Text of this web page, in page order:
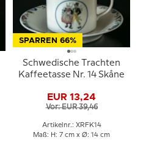
SPARREN 66%
Schwedische Trachten
Kaffeetasse Nr. 14 Skåne
EUR 13,24
Vor: EUR 39,46
Artikelnr.: XRFK14
Maß: H: 7 cm x Ø: 14 cm